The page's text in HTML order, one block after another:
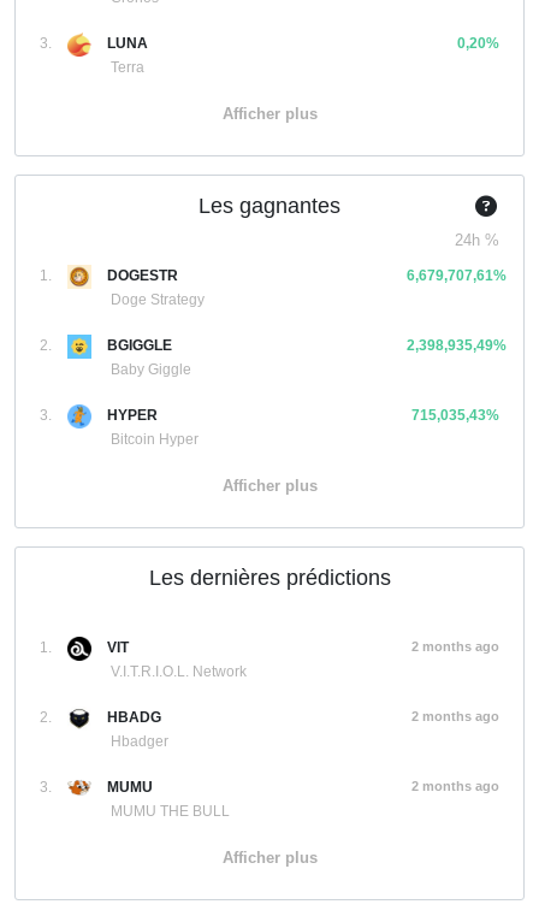
3.
LUNA
Terra
0,20%
Afficher plus
Les gagnantes
24h %
1.
DOGESTR
Doge Strategy
6,679,707,61%
2.
BGIGGLE
Baby Giggle
2,398,935,49%
3.
HYPER
Bitcoin Hyper
715,035,43%
Afficher plus
Les dernières prédictions
1.
VIT
V.I.T.R.I.O.L. Network
2 months ago
2.
HBADG
Hbadger
2 months ago
3.
MUMU
MUMU THE BULL
2 months ago
Afficher plus